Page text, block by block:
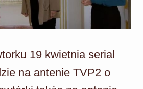
19 kwietnia serial
na antenie TVP2 o